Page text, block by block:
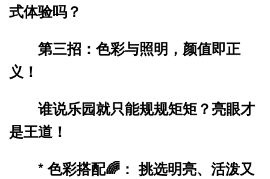
式体验吗？
第三招：色彩与照明，颜值即正
义！
谁说乐园就只能规规矩矩？亮眼才
是王道！
* 色彩搭配🌈： 挑选明亮、活泼又